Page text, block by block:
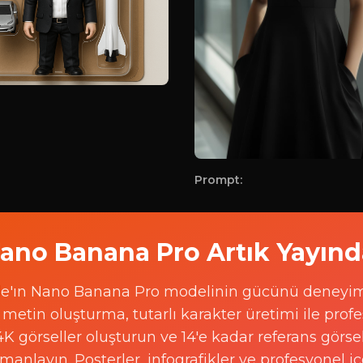
Prompt:
özel aksiyon
Fotoğraflarınızı yükleyin ve
Banana Pro Artık
Nano Banana Pro modelinin gücünü
oluşturma, tutarlı karakter üretimi ile
görseller oluşturun ve 14'e kadar referans